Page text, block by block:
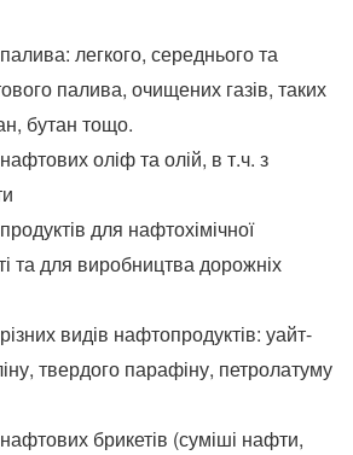
легкого, середнього та
палива, очищених газів, таких
бутан тощо.
оліф та олій, в т.ч. з
для нафтохімічної
та для виробництва дорожніх
видів нафтопродуктів: уайт-
твердого парафіну, петролатуму
брикетів (суміші нафти,